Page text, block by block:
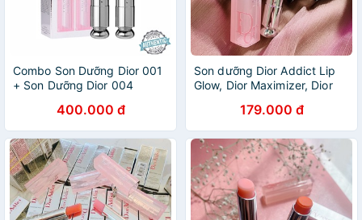
Combo Son Dưỡng Dior 001
+ Son Dưỡng Dior 004
400.000 đ
Son dưỡng Dior Addict Lip
Glow, Dior Maximizer, Dior
179.000 đ